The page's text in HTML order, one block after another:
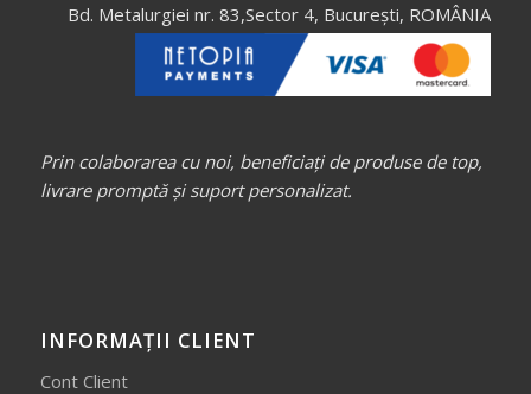
Bd. Metalurgiei nr. 83,Sector 4, București, ROMÂNIA
Prin colaborarea cu noi, beneficiați de produse de top,
livrare promptă și suport personalizat.
INFORMAȚII CLIENT
Cont Client